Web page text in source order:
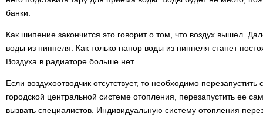
банки.
Как шипение закончится это говорит о том, что воздух вышел.
воды из ниппеля. Как только напор воды из ниппеля станет
Воздуха в радиаторе больше нет.
Если воздухоотводчик отсутствует, то необходимо
городской центральной системе отопления, перезапустить ее
вызвать специалистов. Индивидуальную систему отопления